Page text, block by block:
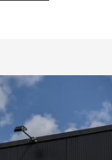
à l’encontre
pour
le monde
DE LA